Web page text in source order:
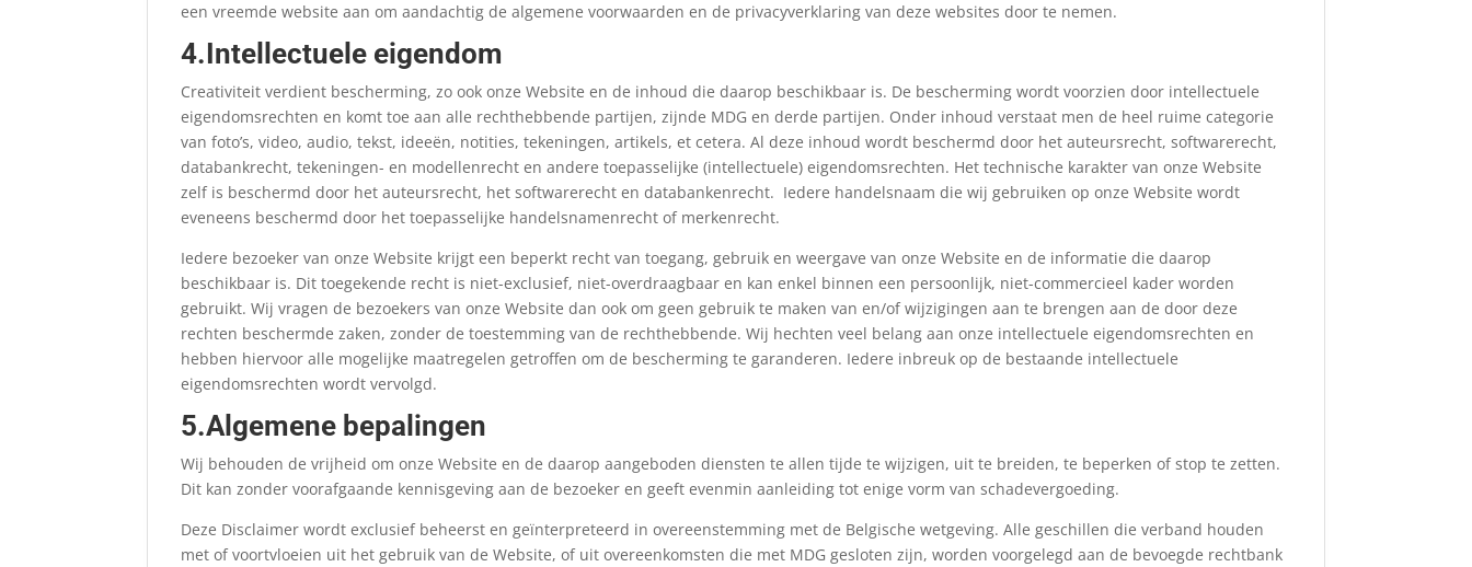
een vreemde website aan om aandachtig de algemene voorwaarden en de privacyverklaring van deze websites door te nemen.
4.Intellectuele eigendom
Creativiteit verdient bescherming, zo ook onze Website en de inhoud die daarop beschikbaar is. De bescherming wordt voorzien door intellectuele
eigendomsrechten en komt toe aan alle rechthebbende partijen, zijnde MDG en derde partijen. Onder inhoud verstaat men de heel ruime categorie
van foto’s, video, audio, tekst, ideeën, notities, tekeningen, artikels, et cetera. Al deze inhoud wordt beschermd door het auteursrecht, softwarerecht,
databankrecht, tekeningen- en modellenrecht en andere toepasselijke (intellectuele) eigendomsrechten. Het technische karakter van onze Website
zelf is beschermd door het auteursrecht, het softwarerecht en databankenrecht. Iedere handelsnaam die wij gebruiken op onze Website wordt
eveneens beschermd door het toepasselijke handelsnamenrecht of merkenrecht.
Iedere bezoeker van onze Website krijgt een beperkt recht van toegang, gebruik en weergave van onze Website en de informatie die daarop
beschikbaar is. Dit toegekende recht is niet-exclusief, niet-overdraagbaar en kan enkel binnen een persoonlijk, niet-commercieel kader worden
gebruikt. Wij vragen de bezoekers van onze Website dan ook om geen gebruik te maken van en/of wijzigingen aan te brengen aan de door deze
rechten beschermde zaken, zonder de toestemming van de rechthebbende. Wij hechten veel belang aan onze intellectuele eigendomsrechten en
hebben hiervoor alle mogelijke maatregelen getroffen om de bescherming te garanderen. Iedere inbreuk op de bestaande intellectuele
eigendomsrechten wordt vervolgd.
5.Algemene bepalingen
Wij behouden de vrijheid om onze Website en de daarop aangeboden diensten te allen tijde te wijzigen, uit te breiden, te beperken of stop te zetten.
Dit kan zonder voorafgaande kennisgeving aan de bezoeker en geeft evenmin aanleiding tot enige vorm van schadevergoeding.
Deze Disclaimer wordt exclusief beheerst en geïnterpreteerd in overeenstemming met de Belgische wetgeving. Alle geschillen die verband houden
met of voortvloeien uit het gebruik van de Website, of uit overeenkomsten die met MDG gesloten zijn, worden voorgelegd aan de bevoegde rechtbank